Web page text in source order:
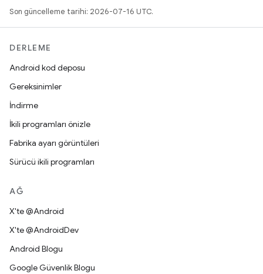
Son güncelleme tarihi: 2026-07-16 UTC.
DERLEME
Android kod deposu
Gereksinimler
İndirme
İkili programları önizle
Fabrika ayarı görüntüleri
Sürücü ikili programları
AĞ
X'te @Android
X'te @AndroidDev
Android Blogu
Google Güvenlik Blogu